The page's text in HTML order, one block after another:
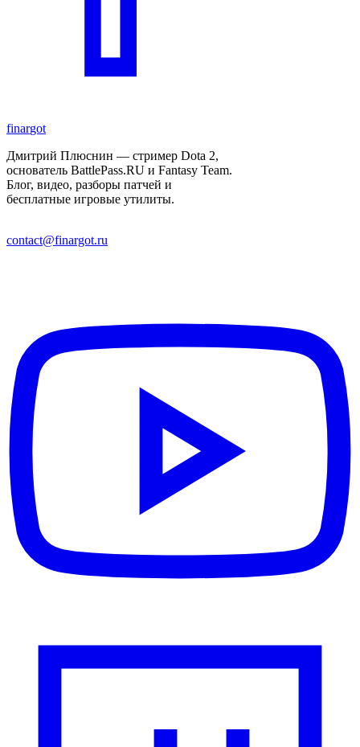
finargot
Дмитрий Плюснин — стример Dota 2,
основатель BattlePass.RU и Fantasy Team.
Блог, видео, разборы патчей и
бесплатные игровые утилиты.
contact@finargot.ru